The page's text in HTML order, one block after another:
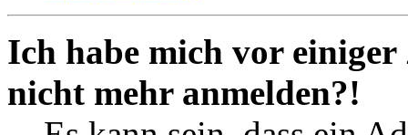
Ich habe mich vor
nicht mehr anmelden?!